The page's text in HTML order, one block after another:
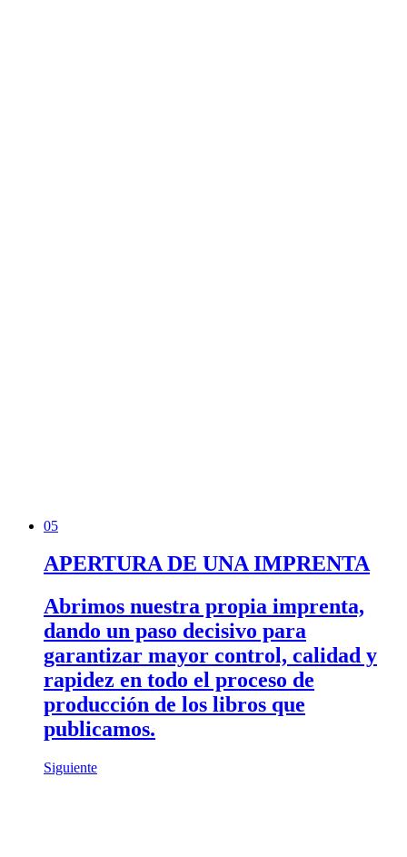
05
APERTURA DE UNA IMPRENTA
Abrimos nuestra propia imprenta,
dando un paso decisivo para
garantizar mayor control, calidad y
rapidez en todo el proceso de
producción de los libros que
publicamos.
Siguiente